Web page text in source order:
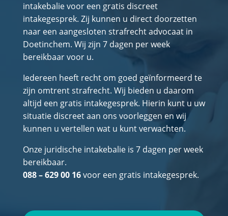
intakebalie voor een gratis discreet
intakegesprek. Zij kunnen u direct doorzetten
naar een aangesloten strafrecht advocaat in
Doetinchem. Wij zijn 7 dagen per week
bereikbaar voor u.
Iedereen heeft recht om goed geïnformeerd te
zijn omtrent strafrecht. Wij bieden u daarom
altijd een gratis intakegesprek. Hierin kunt u uw
situatie discreet aan ons voorleggen en wij
kunnen u vertellen wat u kunt verwachten.
Onze juridische intakebalie is 7 dagen per week
bereikbaar.
088 – 629 00 16voor een gratis intakegesprek.